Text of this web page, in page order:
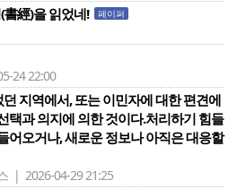
書經)을 읽었네! 페이퍼
24 22:00
지역에서, 또는 이민자에 대한 편견에
택과 의지에 의한 것이다.처리하기 힘들
어오거나, 새로운 정보나 아직은 대응할
| 2026-04-29 21:25